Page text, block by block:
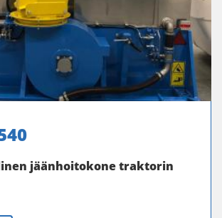
jäänhoitokone traktorin